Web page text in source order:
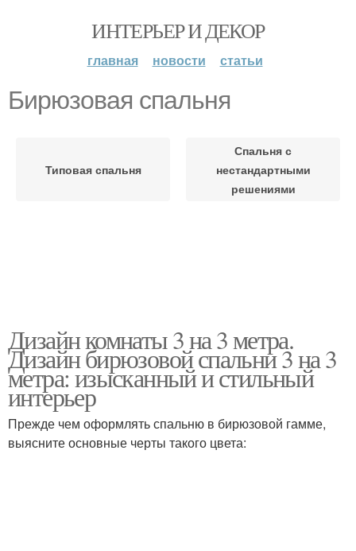
ИНТЕРЬЕР И ДЕКОР
главная новости статьи
Бирюзовая спальня
Типовая спальня
Спальня с
нестандартными
решениями
Дизайн комнаты 3 на 3 метра.
Дизайн бирюзовой спальни 3 на 3
метра: изысканный и стильный
интерьер
Прежде чем оформлять спальню в бирюзовой гамме,
выясните основные черты такого цвета: